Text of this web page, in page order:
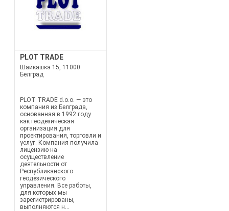
PLOT TRADE
Шайкашка 15, 11000
Белград
PLOT TRADE d.o.o. — это
компания из Белграда,
основанная в 1992 году
как геодезическая
организация для
проектирования, торговли и
услуг. Компания получила
лицензию на
осуществление
деятельности от
Республиканского
геодезического
управления. Все работы,
для которых мы
зарегистрированы,
выполняются н...